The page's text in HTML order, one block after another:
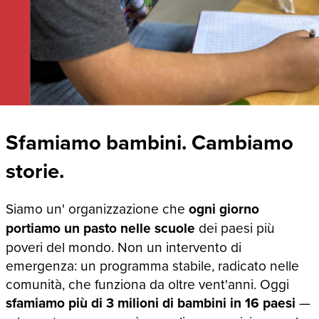
Sfamiamo bambini. Cambiamo
storie.
Siamo un' organizzazione che ogni giorno
portiamo un pasto nelle scuole dei paesi più
poveri del mondo. Non un intervento di
emergenza: un programma stabile, radicato nelle
comunità, che funziona da oltre vent'anni. Oggi
sfamiamo più di 3 milioni di bambini in 16 paesi —